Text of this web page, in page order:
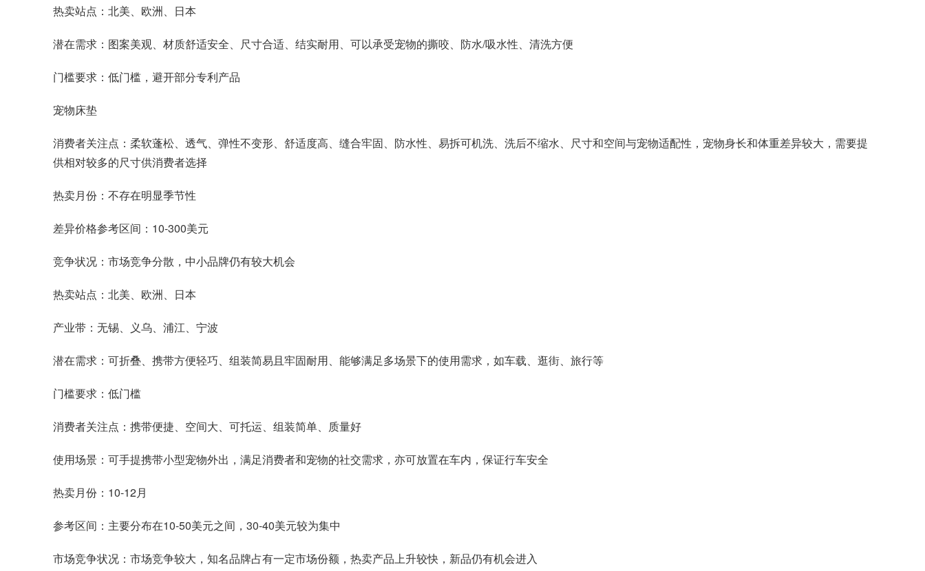
热卖站点：北美、欧洲、日本
潜在需求：图案美观、材质舒适安全、尺寸合适、结实耐用、可以承受宠物的撕咬、防水/吸水性、清洗方便
门槛要求：低门槛，避开部分专利产品
宠物床垫
消费者关注点：柔软蓬松、透气、弹性不变形、舒适度高、缝合牢固、防水性、易拆可机洗、洗后不缩水、尺寸和空间与宠物适配性，宠物身长和体重差异较大，需要提
供相对较多的尺寸供消费者选择
热卖月份：不存在明显季节性
差异价格参考区间：10-300美元
竞争状况：市场竞争分散，中小品牌仍有较大机会
热卖站点：北美、欧洲、日本
产业带：无锡、义乌、浦江、宁波
潜在需求：可折叠、携带方便轻巧、组装简易且牢固耐用、能够满足多场景下的使用需求，如车载、逛街、旅行等
门槛要求：低门槛
消费者关注点：携带便捷、空间大、可托运、组装简单、质量好
使用场景：可手提携带小型宠物外出，满足消费者和宠物的社交需求，亦可放置在车内，保证行车安全
热卖月份：10-12月
参考区间：主要分布在10-50美元之间，30-40美元较为集中
市场竞争状况：市场竞争较大，知名品牌占有一定市场份额，热卖产品上升较快，新品仍有机会进入